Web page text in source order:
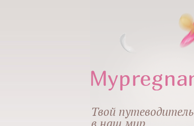
Твой путеводитель